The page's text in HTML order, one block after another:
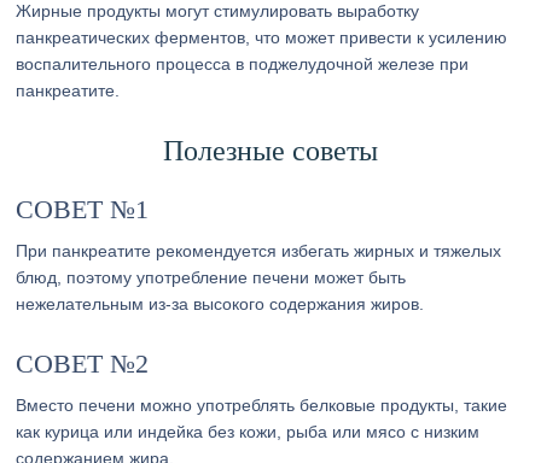
Жирные продукты могут стимулировать выработку
панкреатических ферментов, что может привести к усилению
воспалительного процесса в поджелудочной железе при
панкреатите.
Полезные советы
СОВЕТ №1
При панкреатите рекомендуется избегать жирных и тяжелых
блюд, поэтому употребление печени может быть
нежелательным из-за высокого содержания жиров.
СОВЕТ №2
Вместо печени можно употреблять белковые продукты, такие
как курица или индейка без кожи, рыба или мясо с низким
содержанием жира.